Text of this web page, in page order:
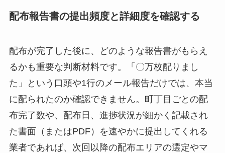
配布報告書の提出頻度と詳細度を確認する
配布が完了した後に、どのような報告書がもらえ
るかも重要な判断材料です。「〇万枚配りまし
た」という口頭や1行のメール報告だけでは、本当
に配られたのか確認できません。町丁目ごとの配
布完了数や、配布日、進捗状況が細かく記載され
た書面（またはPDF）を速やかに提出してくれる
業者であれば、次回以降の配布エリアの選定やマ